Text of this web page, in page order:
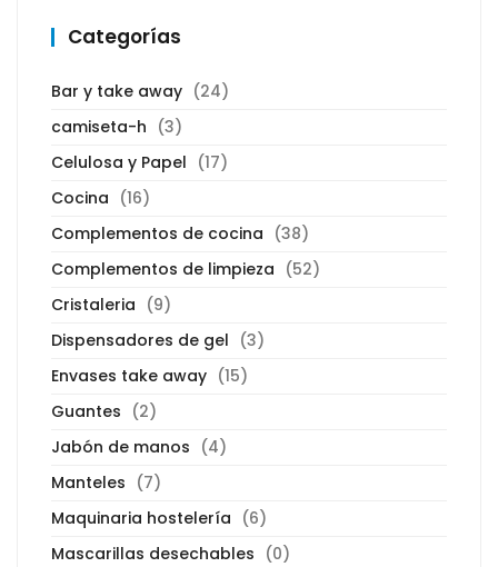
Categorías
Bar y take away (24)
camiseta-h (3)
Celulosa y Papel (17)
Cocina (16)
Complementos de cocina (38)
Complementos de limpieza (52)
Cristaleria (9)
Dispensadores de gel (3)
Envases take away (15)
Guantes (2)
Jabón de manos (4)
Manteles (7)
Maquinaria hostelería (6)
Mascarillas desechables (0)